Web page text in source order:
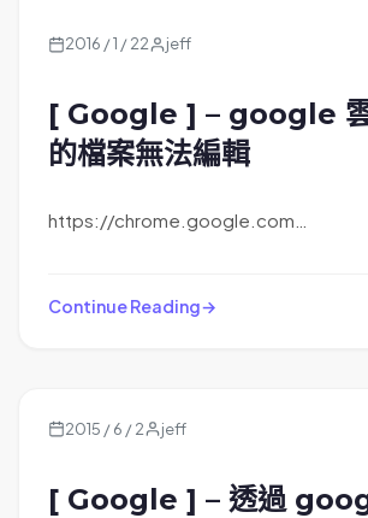
2016 / 1 / 22 jeff
[ Google ] – google
的檔案無法編輯
https://chrome.google.com…
Continue Reading
2015 / 6 / 2 jeff
[ Google ] – 透過